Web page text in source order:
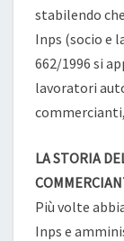
stabilendo
Inps (socio e
662/1996 si
lavoratori
LA STORIA
Più volte
Inps e